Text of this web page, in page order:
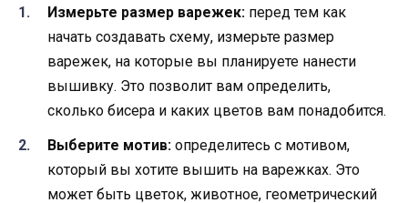
Измерьте размер варежек: перед тем как
начать создавать схему, измерьте размер
варежек, на которые вы планируете нанести
вышивку. Это позволит вам определить,
сколько бисера и каких цветов вам понадобится.
Выберите мотив: определитесь с мотивом,
который вы хотите вышить на варежках. Это
может быть цветок, животное, геометрический